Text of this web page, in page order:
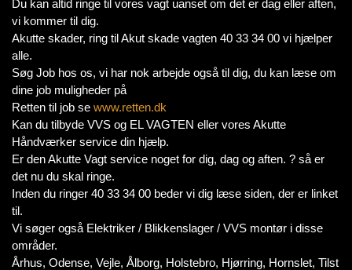
Du kan altid ringe til vores vagt uanset om det er dag eller aften,
vi kommer til dig.
Akutte skader, ring til Akut skade vagten 40 33 34 00 vi hjælper
alle.
Søg Job hos os, vi har nok arbejde også til dig, du kan læse om
dine job muligheder på
Retten til job se www.retten.dk
Kan du tilbyde VVS og EL VAGTEN eller vores Akutte
Håndværker service din hjælp.
Er den Akutte Vagt service noget for dig, dag og aften. ? så er
det nu du skal ringe.
Inden du ringer 40 33 34 00 beder vi dig læse siden, der er linket
til.
Vi søger også Elektriker / Blikkenslager / VVS montør i disse
områder.
Århus, Odense, Vejle, Ålborg, Holstebro, Hjørring, Hornslet, Tilst